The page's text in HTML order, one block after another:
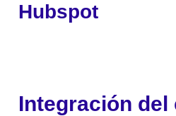
Hubspot
Integración del